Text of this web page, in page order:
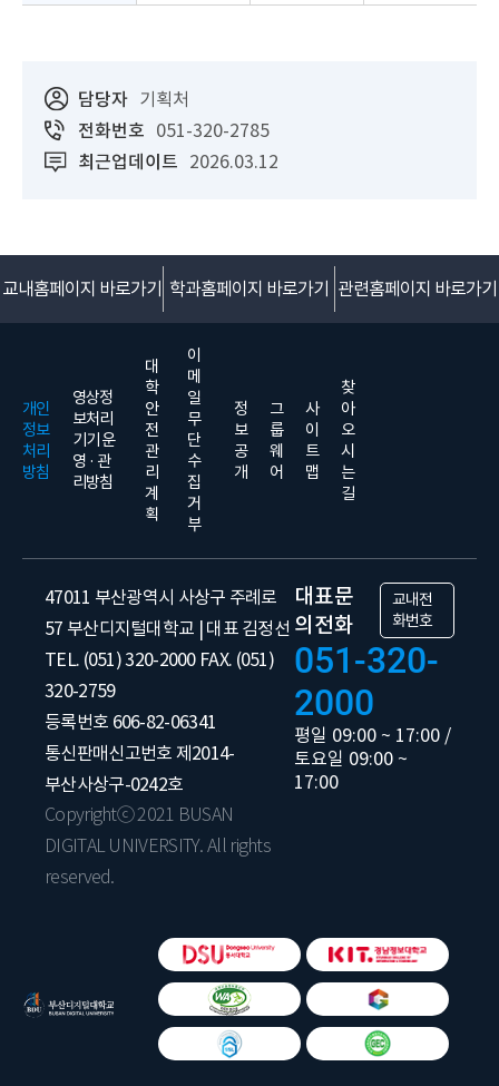
담당자 기획처
전화번호 051-320-2785
최근업데이트 2026.03.12
교내홈페이지 바로가기 학과홈페이지 바로가기 관련홈페이지 바로가기
개인
정보
처리
방침
영상정
보처리
기기 운
영 · 관
리방침
대
학
안
전
관
리
계
획
이
메
일
무
단
수
집
거
부
정
보
공
개
그
룹
웨
어
사
이
트
맵
찾
아
오
시
는
길
47011 부산광역시 사상구 주례로
57 부산디지털대학교 | 대표 김정선
TEL. (051) 320-2000 FAX. (051)
320-2759
등록번호 606-82-06341
통신판매신고번호 제2014-
부산사상구-0242호
Copyrightⓒ 2021 BUSAN
DIGITAL UNIVERSITY. All rights
reserved.
대표문
의전화
교내전
화번호
051-320-
2000
평일 09:00 ~ 17:00 /
토요일 09:00 ~
17:00